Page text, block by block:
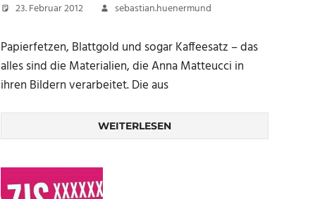
23. Februar 2012 sebastian.huenermund
Papierfetzen, Blattgold und sogar Kaffeesatz – das
alles sind die Materialien, die Anna Matteucci in
ihren Bildern verarbeitet. Die aus
WEITERLESEN